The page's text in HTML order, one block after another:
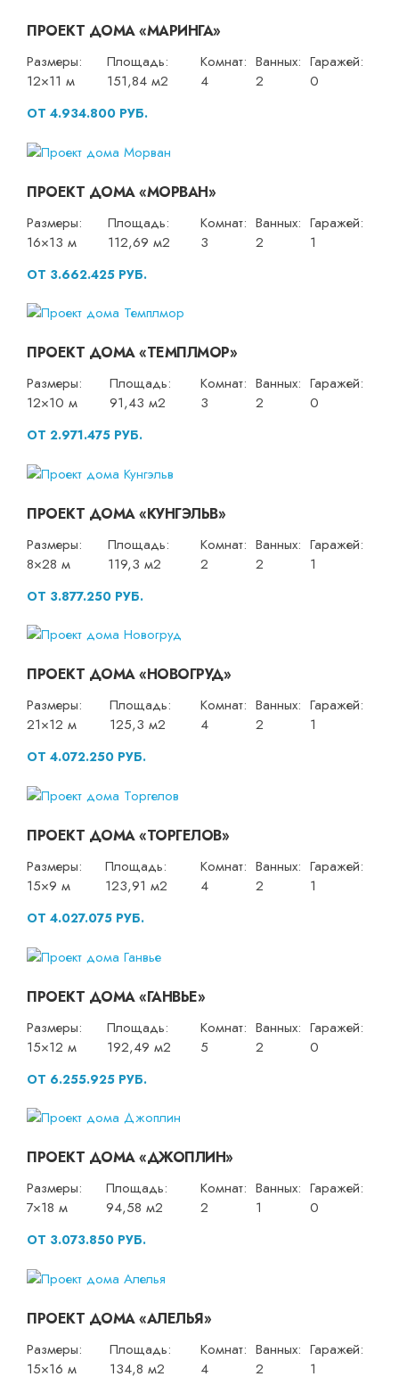
ПРОЕКТ ДОМА «МАРИНГА»
Размеры:
12×11 м
Площадь:
151,84 м2
Комнат:
4
Ванных:
2
Гаражей:
0
ОТ 4.934.800 РУБ.
ПРОЕКТ ДОМА «МОРВАН»
Размеры:
16×13 м
Площадь:
112,69 м2
Комнат:
3
Ванных:
2
Гаражей:
1
ОТ 3.662.425 РУБ.
ПРОЕКТ ДОМА «ТЕМПЛМОР»
Размеры:
12×10 м
Площадь:
91,43 м2
Комнат:
3
Ванных:
2
Гаражей:
0
ОТ 2.971.475 РУБ.
ПРОЕКТ ДОМА «КУНГЭЛЬВ»
Размеры:
8×28 м
Площадь:
119,3 м2
Комнат:
2
Ванных:
2
Гаражей:
1
ОТ 3.877.250 РУБ.
ПРОЕКТ ДОМА «НОВОГРУД»
Размеры:
21×12 м
Площадь:
125,3 м2
Комнат:
4
Ванных:
2
Гаражей:
1
ОТ 4.072.250 РУБ.
ПРОЕКТ ДОМА «ТОРГЕЛОВ»
Размеры:
15×9 м
Площадь:
123,91 м2
Комнат:
4
Ванных:
2
Гаражей:
1
ОТ 4.027.075 РУБ.
ПРОЕКТ ДОМА «ГАНВЬЕ»
Размеры:
15×12 м
Площадь:
192,49 м2
Комнат:
5
Ванных:
2
Гаражей:
0
ОТ 6.255.925 РУБ.
ПРОЕКТ ДОМА «ДЖОПЛИН»
Размеры:
7×18 м
Площадь:
94,58 м2
Комнат:
2
Ванных:
1
Гаражей:
0
ОТ 3.073.850 РУБ.
ПРОЕКТ ДОМА «АЛЕЛЬЯ»
Размеры:
15×16 м
Площадь:
134,8 м2
Комнат:
4
Ванных:
2
Гаражей:
1